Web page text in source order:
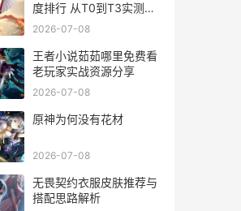
度排行 从T0到T3实测避
坑指南
2026-07-08
王者小说茹茹哪里免费看
老玩家实战资源分享
2026-07-08
原神为何没有花材
2026-07-08
无畏契约衣服皮肤推荐与
搭配思路解析